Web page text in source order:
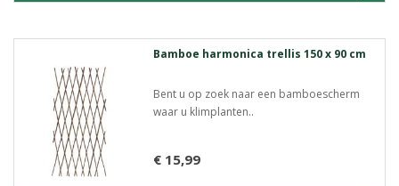
Bamboe harmonica trellis 150 x 90 cm
Bent u op zoek naar een bamboescherm
waar u klimplanten..
€ 15,99